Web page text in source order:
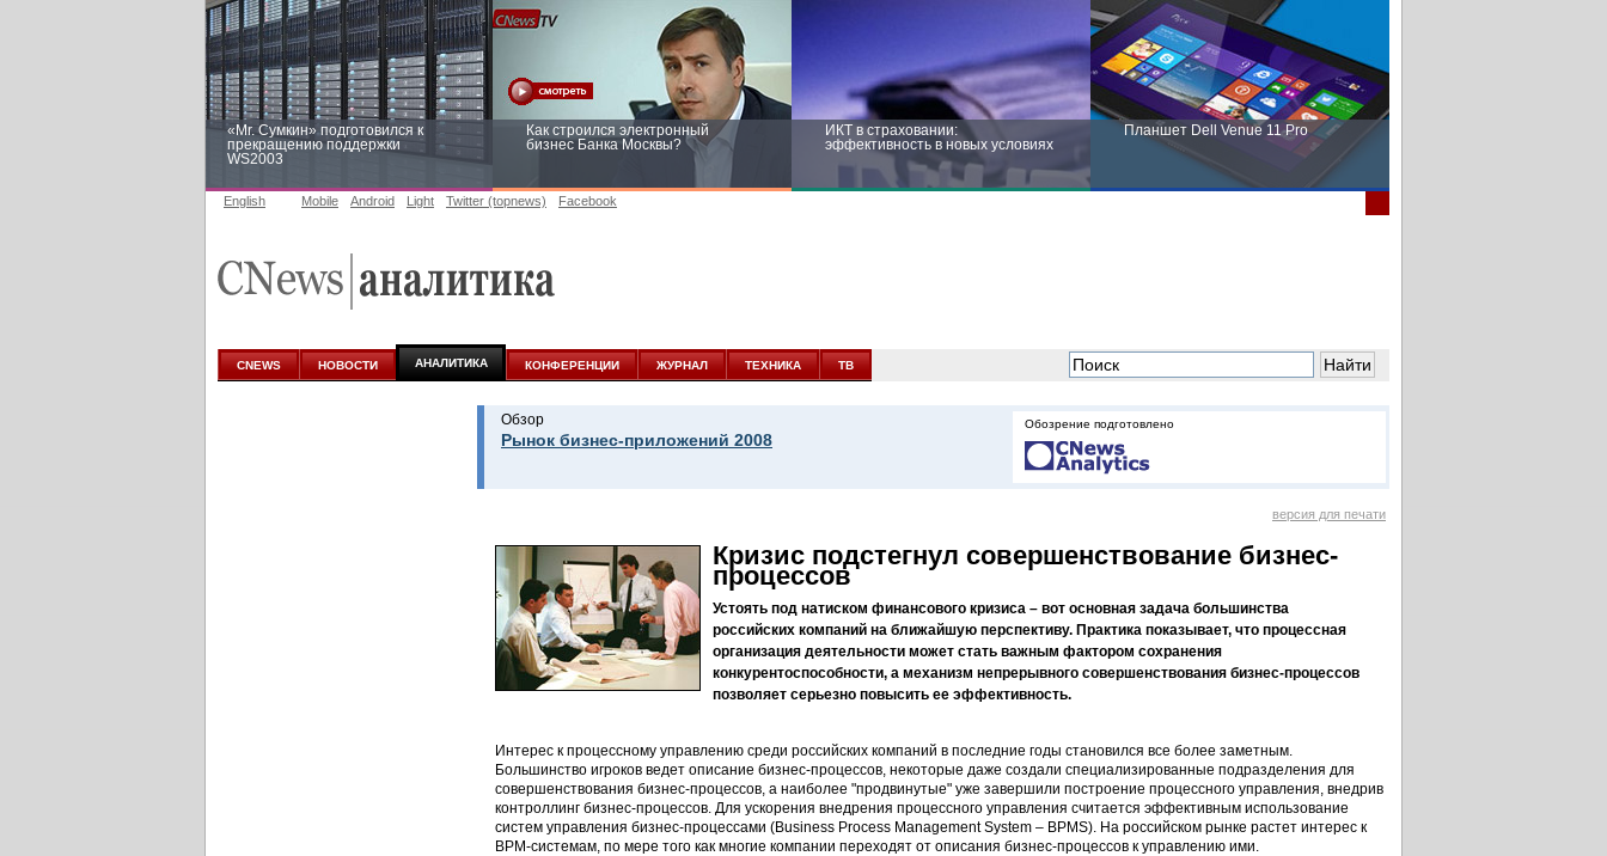
«Mr. Сумкин» подготовился к
прекращению поддержки
WS2003
Как строился электронный
бизнес Банка Москвы?
ИКТ в страховании:
эффективность в новых условиях
Планшет Dell Venue 11 Pro
аналитике
новых условиях
English Mobile Android Light Twitter (topnews) Facebook
CNEWS НОВОСТИ АНАЛИТИКА КОНФЕРЕНЦИИ ЖУРНАЛ ТЕХНИКА ТВ
Обзор
Рынок бизнес-приложений 2008
Обозрение подготовлено
версия для печати
Кризис подстегнул совершенствование бизнес-
процессов
Устоять под натиском финансового кризиса – вот основная задача большинства
российских компаний на ближайшую перспективу. Практика показывает, что процессная
организация деятельности может стать важным фактором сохранения
конкурентоспособности, а механизм непрерывного совершенствования бизнес-процессов
позволяет серьезно повысить ее эффективность.
Интерес к процессному управлению среди российских компаний в последние годы становился все более заметным.
Большинство игроков ведет описание бизнес-процессов, некоторые даже создали специализированные подразделения для
совершенствования бизнес-процессов, а наиболее "продвинутые" уже завершили построение процессного управления, внедрив
контроллинг бизнес-процессов. Для ускорения внедрения процессного управления считается эффективным использование
систем управления бизнес-процессами (Business Process Management System – BPMS). На российском рынке растет интерес к
BPM-системам, по мере того как многие компании переходят от описания бизнес-процессов к управлению ими.